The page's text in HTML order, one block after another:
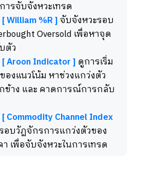
ารจับจังหวะเทรด
William %R ]จับจังหวะรอบ
Oversold เพื่อหาจุด
ตัว
Aroon Indicator ] ดูการเริ่ม
องแนวโน้ม หาช่วงแกว่งตัว
ข้าง และ คาดการณ์การกลับ
Commodity Channel Index
อบวัฏจักรการแกว่งตัวของ
า เพื่อจับจังหวะในการเทรด